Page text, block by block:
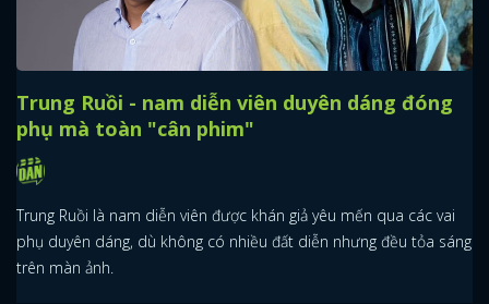
Trung Ruồi - nam diễn viên duyên dáng đóng
phụ mà toàn "cân phim"
Trung Ruồi là nam diễn viên được khán giả yêu mến qua các vai
phụ duyên dáng, dù không có nhiều đất diễn nhưng đều tỏa sáng
trên màn ảnh.